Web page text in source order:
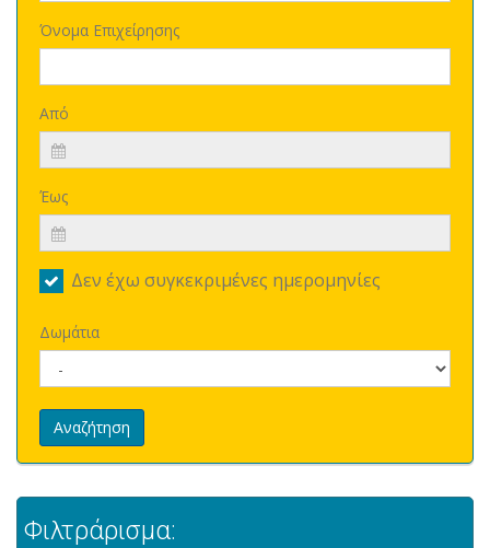
Όνομα Επιχείρησης
Από
Έως
Δεν έχω συγκεκριμένες ημερομηνίες
Δωμάτια
Αναζήτηση
Φιλτράρισμα: